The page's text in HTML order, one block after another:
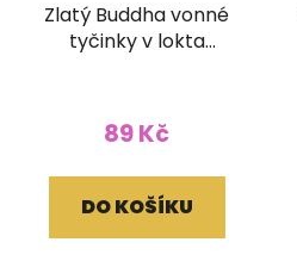
Zlatý Buddha vonné
tyčinky v lokta
89 Kč
DO KOŠÍKU